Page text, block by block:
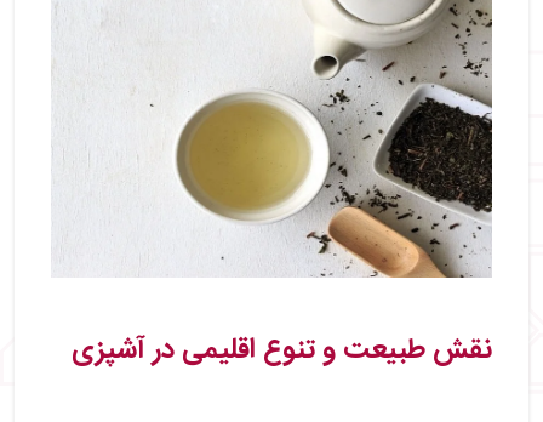
نقش طبیعت و تنوع اقلیمی در آشپزی